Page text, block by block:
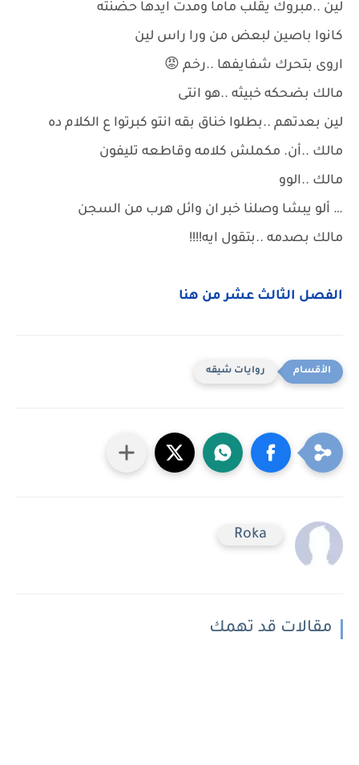
لين ..مبروك يقلب ماما ومدت ايدها حضنته
كانوا باصين لبعض من ورا راس لين
اروى بتحرك شفايفها ..رخم 😡
مالك بضحكه خبيثه ..هو انتى
لين بعدتهم ..بطلوا خناق بقه انتو كبرتوا ع الكلام ده
مالك ..أن. مكملش كلامه وقاطعه تليفون
مالك ..الوو
… ألو يبشا وصلنا خبر ان وائل هرب من السجن
مالك بصدمه ..بتقول ايه!!!!
الفصل الثالث عشر من هنا
روايات شيقه
Roka
مقالات قد تهمك